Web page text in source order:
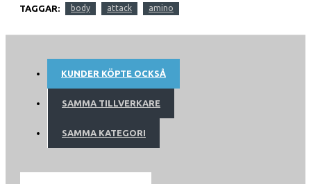
TAGGAR: body attack amino
KUNDER KÖPTE OCKSÅ
SAMMA TILLVERKARE
SAMMA KATEGORI